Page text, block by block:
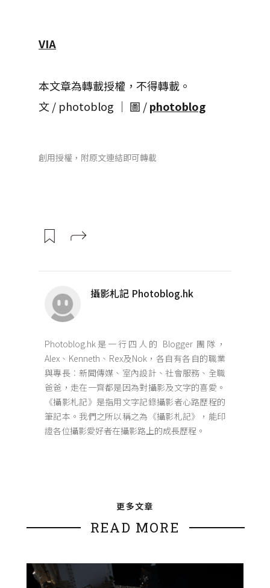
VIA
本文章為轉載授權，不得轉載。
文 / photoblog │ 圖 /photoblog
創用授權，附原文連結即可轉載
攝影札記 Photoblog.hk
Photoblog.hk是一行四人的 Blogger 團隊，
Alex、Kenneth、Rex及Nok，各自有各自的職業
與專長︰新聞傳媒、室內設計、社會服務、全職
爸爸，走在一齊都是因為對攝影及文字的喜愛。
《攝影札記》是指用文字記錄攝影者心路歷程的
筆記本。我們之所以稱之為《攝影札記》，能印
證各位攝影愛好者在攝影路上的成長歷程。
更多文章
READ MORE